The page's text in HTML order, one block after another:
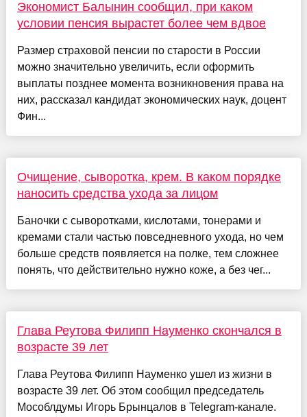
Экономист Балынин сообщил, при каком
условии пенсия вырастет более чем вдвое
Размер страховой пенсии по старости в России
можно значительно увеличить, если оформить
выплаты позднее момента возникновения права на
них, рассказал кандидат экономических наук, доцент
Фин...
Очищение, сыворотка, крем. В каком порядке
наносить средства ухода за лицом
Баночки с сыворотками, кислотами, тонерами и
кремами стали частью повседневного ухода, но чем
больше средств появляется на полке, тем сложнее
понять, что действительно нужно коже, а без чег...
Глава Реутова Филипп Науменко скончался в
возрасте 39 лет
Глава Реутова Филипп Науменко ушел из жизни в
возрасте 39 лет. Об этом сообщил председатель
Мособлдумы Игорь Брынцалов в Telegram-канале.